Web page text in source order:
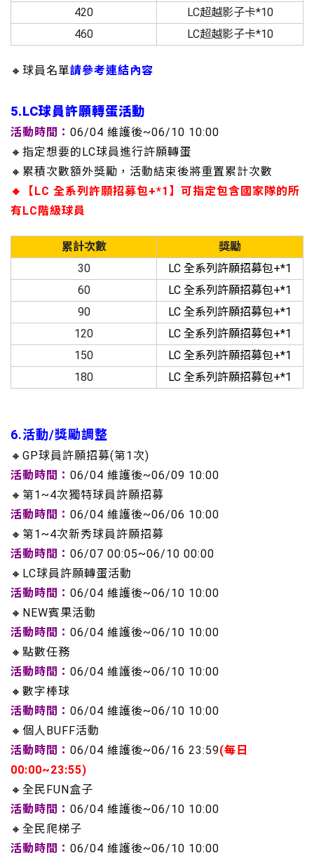
420
LC超越影子卡*10
460
LC超越影子卡*10
🔸球員名單請參考連結內容
5.LC球員許願轉蛋活動
活動時間： 06/04 維護後~06/10 10:00
🔸指定想要的LC球員進行許願轉蛋
🔸累積次數額外獎勵，活動結束後將重置累計次數
🔸【LC 全系列許願招募包+*1】可指定包含國家隊的所
有LC階級球員
累計次數
獎勵
30
LC 全系列許願招募包+*1
60
LC 全系列許願招募包+*1
90
LC 全系列許願招募包+*1
120
LC 全系列許願招募包+*1
150
LC 全系列許願招募包+*1
180
LC 全系列許願招募包+*1
6.活動/獎勵調整
🔸GP球員許願招募(第1次)
活動時間： 06/04 維護後~06/09 10:00
🔸第1~4次獨特球員許願招募
活動時間： 06/04 維護後~06/06 10:00
🔸第1~4次新秀球員許願招募
活動時間： 06/07 00:05~06/10 00:00
🔸LC球員許願轉蛋活動
活動時間： 06/04 維護後~06/10 10:00
🔸NEW賓果活動
活動時間： 06/04 維護後~06/10 10:00
🔸點數任務
活動時間： 06/04 維護後~06/10 10:00
🔸數字棒球
活動時間： 06/04 維護後~06/10 10:00
🔸個人BUFF活動
活動時間： 06/04 維護後~06/16 23:59(每日
00:00~23:55)
🔸全民FUN盒子
活動時間： 06/04 維護後~06/10 10:00
🔸全民爬梯子
活動時間： 06/04 維護後~06/10 10:00